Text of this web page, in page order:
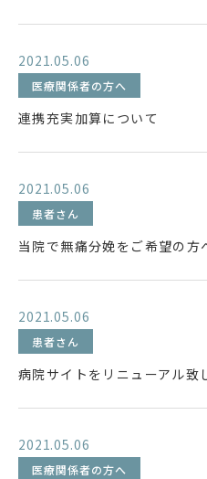
2021.05.06
医療関係者の方へ
連携充実加算について
2021.05.06
患者さん
当院で無痛分娩をご希望の方
2021.05.06
患者さん
病院サイトをリニューアル致
2021.05.06
医療関係者の方へ